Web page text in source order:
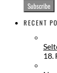
RECENT
18.